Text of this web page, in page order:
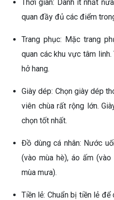
Thời gian: Dành ít nhất
quan đầy đủ các điểm
Trang phục: Mặc trang
quan các khu vực tâm
hở hang.
Giày dép: Chọn giày dép
viên chùa rất rộng lớn.
chọn tốt nhất.
Đồ dùng cá nhân: Nước
(vào mùa hè), áo ấm
mùa mưa).
Tiền lẻ: Chuẩn bị tiền lẻ